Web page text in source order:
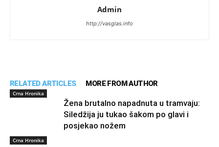
Admin
http://vasglas.info
RELATED ARTICLES MORE FROM AUTHOR
Crna Hronika
Žena brutalno napadnuta u tramvaju:
Siledžija ju tukao šakom po glavi i
posjekao nožem
Crna Hronika